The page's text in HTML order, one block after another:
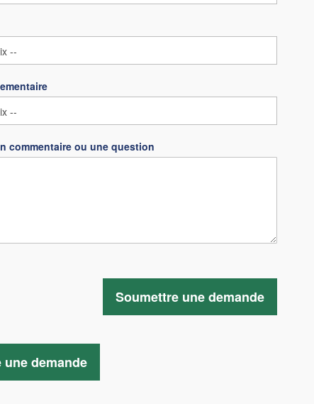
commentaire ou une question
Soumettre une demande
demande